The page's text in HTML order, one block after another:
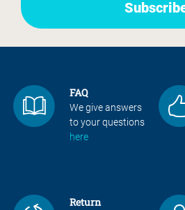
FAQ
We give answers
to your questions
here
Return